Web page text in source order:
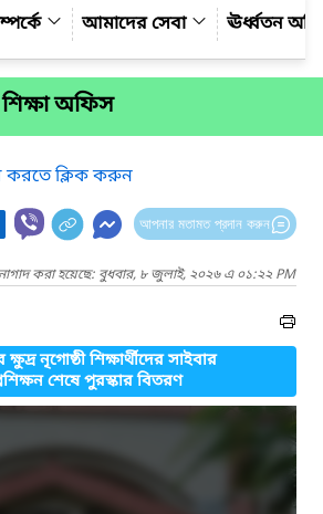
আমাদের সেবা ঊর্ধ্বতন
অফিস
করতে ক্লিক করুন
আপনার মতামত প্রদান করুন
করা হয়েছে: বুধবার, ৮ জুলাই, ২০২৬ এ ০১:২২ PM
নৃগোষ্ঠী শিক্ষার্থীদের সাইবার
শেষে পুরস্কার বিতরণ